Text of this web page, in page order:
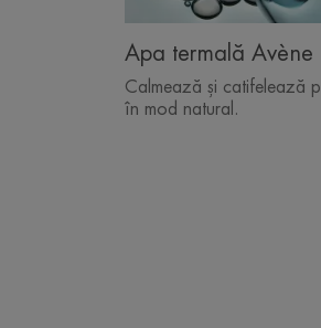
Apa termală Avène
Calmează și catifelează
în mod natural.